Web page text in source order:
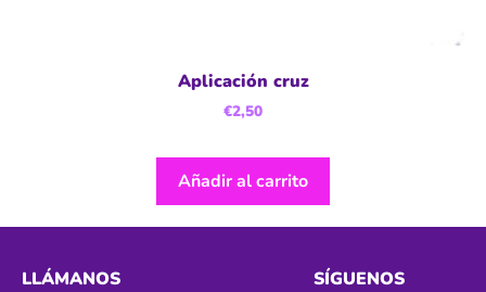
Aplicación cruz
€2,50
Añadir al carrito
LLÁMANOS
SÍGUENOS